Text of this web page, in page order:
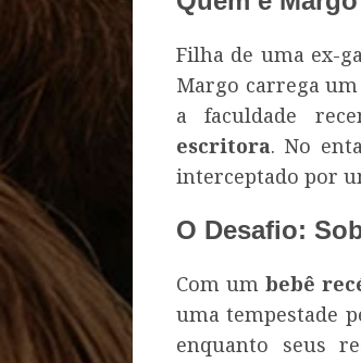
Filha de uma ex-
Margo carrega
a faculdade
escritora. No
interceptado por
O Desafio:
Com um bebê
uma tempestade
enquanto seus